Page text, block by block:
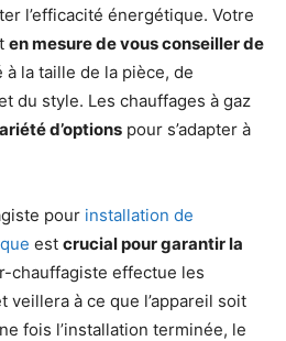
l’efficacité énergétique. Votre
en mesure de vous conseiller de
à la taille de la pièce, de
du style. Les chauffages à gaz
d’options pour s’adapter à
pour installation de
est crucial pour garantir la
chauffagiste effectue les
veillera à ce que l’appareil soit
fois l’installation terminée, le